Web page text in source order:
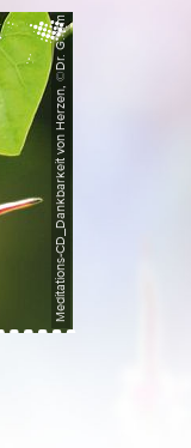
Meditations-CD_Dankbarkeit von Herzen, ©Dr. G. Irmey